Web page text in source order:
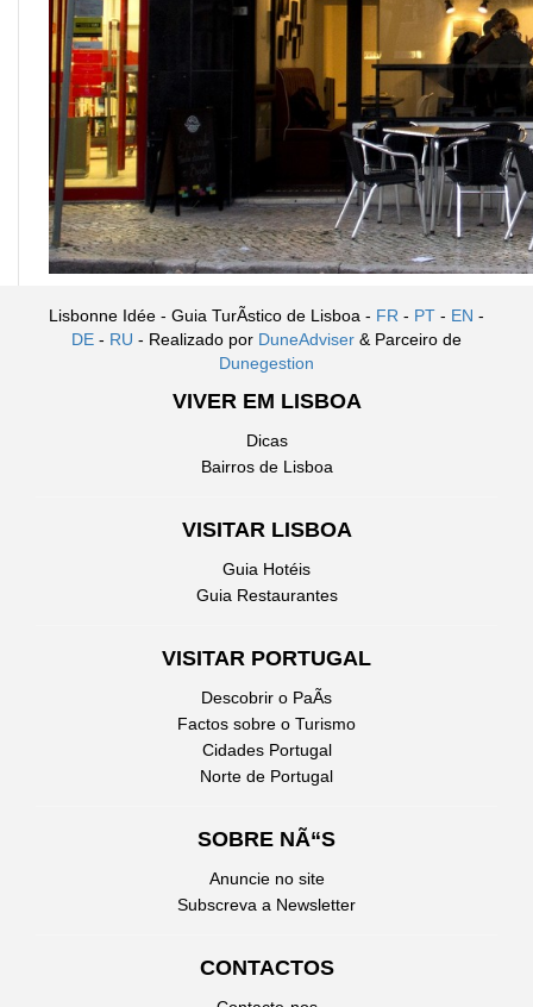
Lisbonne Idée - Guia TurÃ­stico de Lisboa - FR - PT - EN -
DE - RU - Realizado por DuneAdviser & Parceiro de
Dunegestion
VIVER EM LISBOA
Dicas
Bairros de Lisboa
VISITAR LISBOA
Guia Hotéis
Guia Restaurantes
VISITAR PORTUGAL
Descobrir o PaÃ­s
Factos sobre o Turismo
Cidades Portugal
Norte de Portugal
SOBRE NÃ“S
Anuncie no site
Subscreva a Newsletter
CONTACTOS